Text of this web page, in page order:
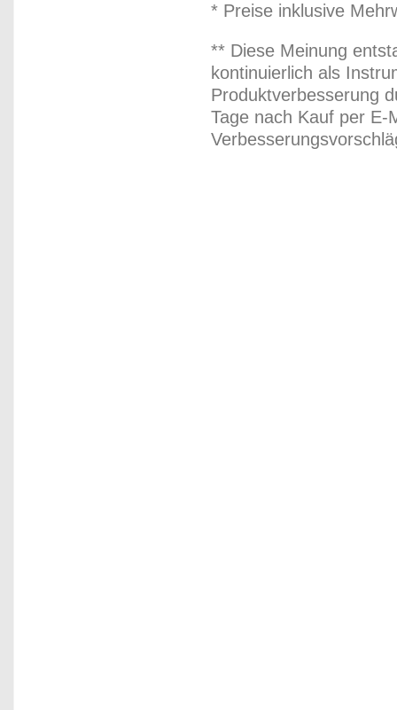
* Preise inklusive
** Diese Meinung
kontinuierlich als
Produktverbesserung
Tage nach Kauf per E-